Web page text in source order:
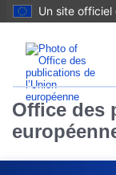
Un site officiel
Office des